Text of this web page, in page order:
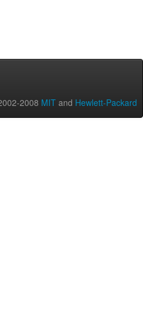
2008 MIT and Hewlett-Packard